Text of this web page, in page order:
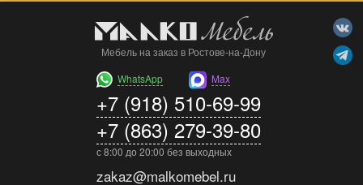
Мебель на заказ в Ростове-на-Дону
WhatsApp
Max
+7 (918) 510-69-99
+7 (863) 279-39-80
с 8:00 до 20:00 без выходных
zakaz@malkomebel.ru